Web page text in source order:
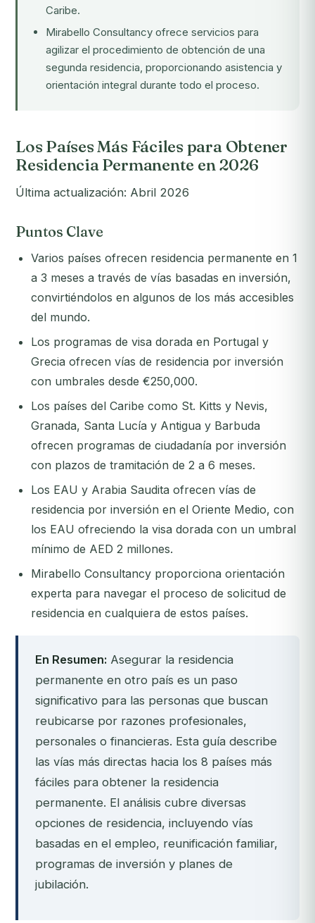
Caribe.
Mirabello Consultancy ofrece servicios para
agilizar el procedimiento de obtención de una
segunda residencia, proporcionando asistencia y
orientación integral durante todo el proceso.
Los Países Más Fáciles para Obtener
Residencia Permanente en 2026
Última actualización: Abril 2026
Puntos Clave
Varios países ofrecen residencia permanente en 1
a 3 meses a través de vías basadas en inversión,
convirtiéndolos en algunos de los más accesibles
del mundo.
Los programas de visa dorada en Portugal y
Grecia ofrecen vías de residencia por inversión
con umbrales desde €250,000.
Los países del Caribe como St. Kitts y Nevis,
Granada, Santa Lucía y Antigua y Barbuda
ofrecen programas de ciudadanía por inversión
con plazos de tramitación de 2 a 6 meses.
Los EAU y Arabia Saudita ofrecen vías de
residencia por inversión en el Oriente Medio, con
los EAU ofreciendo la visa dorada con un umbral
mínimo de AED 2 millones.
Mirabello Consultancy proporciona orientación
experta para navegar el proceso de solicitud de
residencia en cualquiera de estos países.
En Resumen: Asegurar la residencia
permanente en otro país es un paso
significativo para las personas que buscan
reubicarse por razones profesionales,
personales o financieras. Esta guía describe
las vías más directas hacia los 8 países más
fáciles para obtener la residencia
permanente. El análisis cubre diversas
opciones de residencia, incluyendo vías
basadas en el empleo, reunificación familiar,
programas de inversión y planes de
jubilación.